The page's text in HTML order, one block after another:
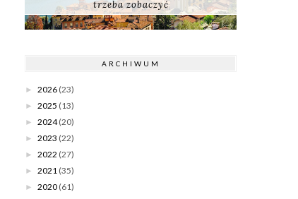
trzeba zobaczyć
ARCHIWUM
► 2026 (23)
► 2025 (13)
► 2024 (20)
► 2023 (22)
► 2022 (27)
► 2021 (35)
► 2020 (61)